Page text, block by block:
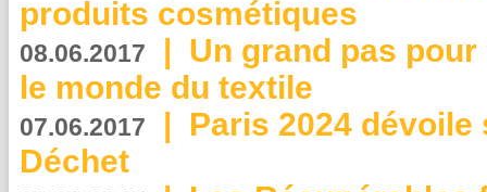
produits cosmétiques
08.06.2017 | Un grand pas
le monde du textile
07.06.2017 | Paris 2024
Déchet